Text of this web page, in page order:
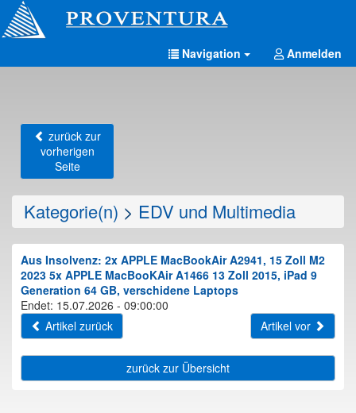
Navigation Anmelden
zurück zur
vorherigen
Seite
Kategorie(n) > EDV und Multimedia
Aus Insolvenz: 2x APPLE MacBookAir A2941, 15 Zoll M2
2023 5x APPLE MacBooKAir A1466 13 Zoll 2015, iPad 9
Generation 64 GB, verschidene Laptops
Endet: 15.07.2026 - 09:00:00
Artikel zurück
Artikel vor
zurück zur Übersicht